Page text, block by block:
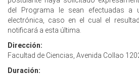
del Programa le sean efectuadas a
electrónica, caso en el cual el
notificará a esta última.
Dirección:
Facultad de Ciencias, Avenida Collao
Duración: